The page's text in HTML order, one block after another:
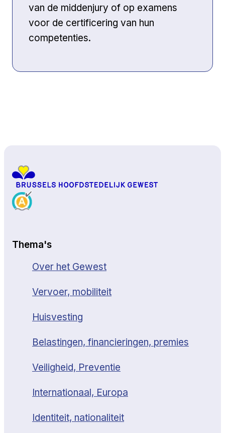
van de middenjury of op examens
voor de certificering van hun
competenties.
Thema's
Over het Gewest
Vervoer, mobiliteit
Huisvesting
Belastingen, financieringen, premies
Veiligheid, Preventie
Internationaal, Europa
Identiteit, nationaliteit